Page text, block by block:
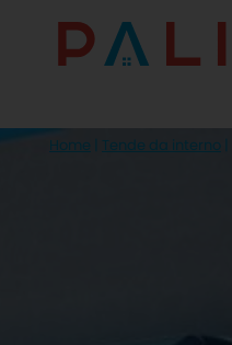
Home Tende da interno